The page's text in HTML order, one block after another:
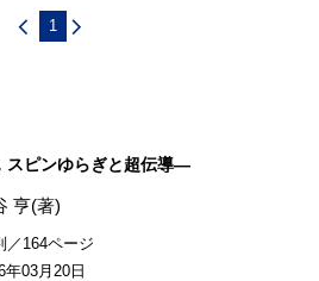
1
スピンゆらぎと超伝導―
亨(著)
／164ページ
年03月20日